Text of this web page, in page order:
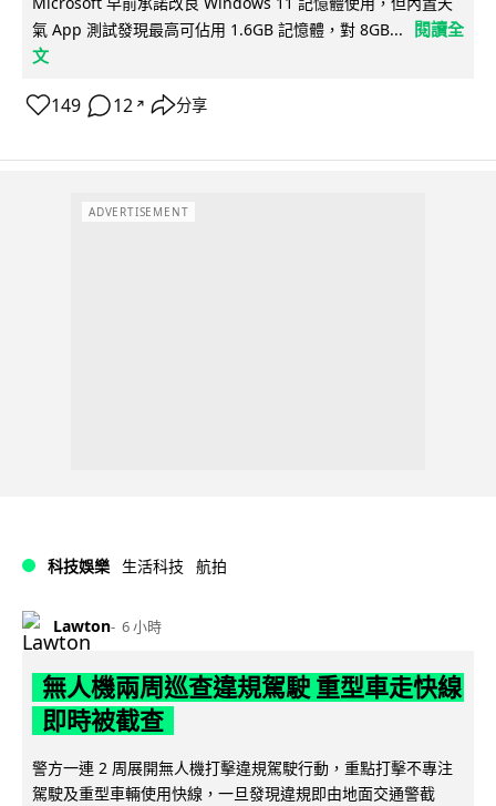
氣 App 測試發現最高可佔用 1.6GB 記憶體，對 8GB...
閱讀全
文
149 12 ↗ 分享
ADVERTISEMENT
科技娛樂 生活科技 航拍
Lawton 6 小時
無人機兩周巡查違規駕駛 重型車走快線
即時被截查
警方一連 2 周展開無人機打擊違規駕駛行動，重點打擊不專注
駕駛及重型車輛使用快線，一旦發現違規即由地面交通警截